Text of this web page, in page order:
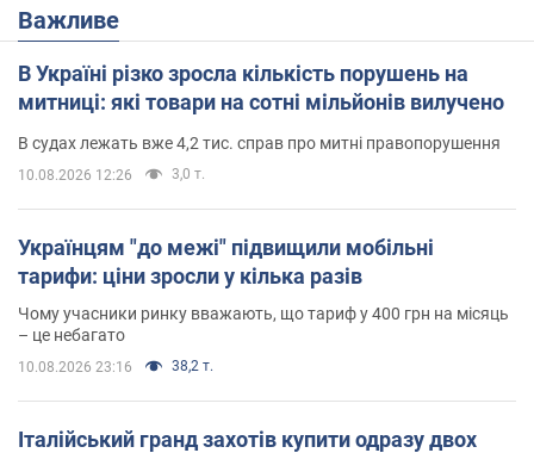
Важливе
В Україні різко зросла кількість порушень на
митниці: які товари на сотні мільйонів вилучено
В судах лежать вже 4,2 тис. справ про митні правопорушення
10.08.2026 12:26 3,0 т.
Українцям "до межі" підвищили мобільні
тарифи: ціни зросли у кілька разів
Чому учасники ринку вважають, що тариф у 400 грн на місяць
– це небагато
10.08.2026 23:16 38,2 т.
Італійський гранд захотів купити одразу двох